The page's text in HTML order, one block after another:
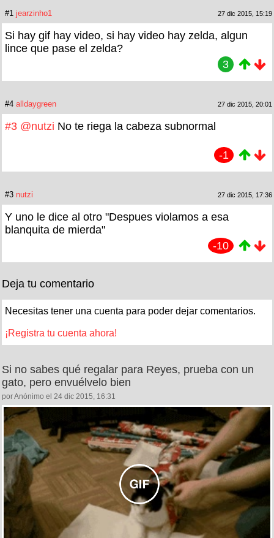
#1 jearzinho1 27 dic 2015, 15:19
Si hay gif hay video, si hay video hay zelda, algun
lince que pase el zelda?
3
#4 alldaygreen 27 dic 2015, 20:01
#3 @nutzi No te riega la cabeza subnormal
-1
#3 nutzi 27 dic 2015, 17:36
Y uno le dice al otro "Despues violamos a esa
blanquita de mierda"
-10
Deja tu comentario
Necesitas tener una cuenta para poder dejar comentarios.
¡Registra tu cuenta ahora!
Si no sabes qué regalar para Reyes, prueba con un
gato, pero envuélvelo bien
por Anónimo el 24 dic 2015, 16:31